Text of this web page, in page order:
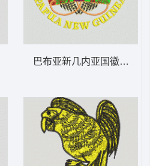
巴布亚新几内亚国徽图案 鹰